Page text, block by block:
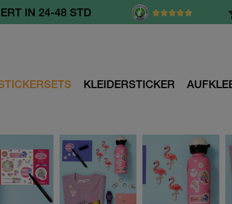
KLEIDERSTICKER
IN 24-48 STD